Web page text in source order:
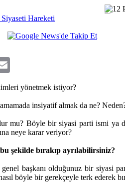
Hareketi
yönetmek istiyor?
insiyatif almak da ne?
mu? Böyle bir siyasi parti ismi ya
neye karar veriyor?
bu şekilde bırakıp ayrılabilirsiniz?
başkanı olduğunuz bir siyasi
böyle bir gerekçeyle terk ederek